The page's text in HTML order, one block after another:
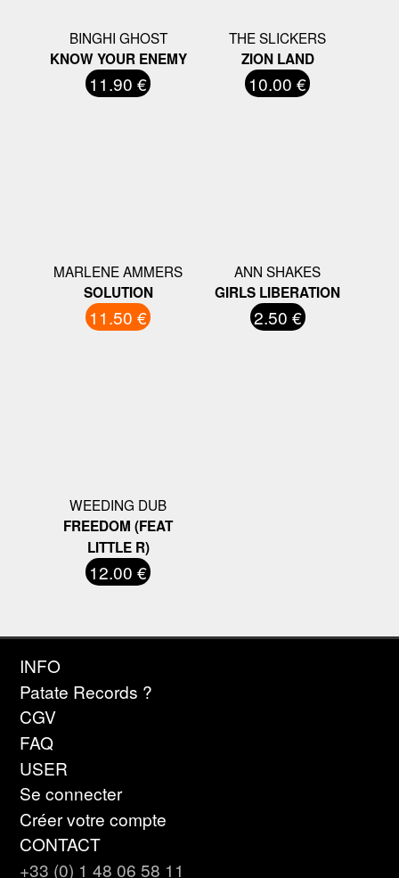
BINGHI GHOST
KNOW YOUR ENEMY
11.90 €
THE SLICKERS
ZION LAND
10.00 €
MARLENE AMMERS
SOLUTION
11.50 €
ANN SHAKES
GIRLS LIBERATION
2.50 €
WEEDING DUB
FREEDOM (FEAT
LITTLE R)
12.00 €
INFO
Patate Records ?
CGV
FAQ
USER
Se connecter
Créer votre compte
CONTACT
+33 (0) 1 48 06 58 11